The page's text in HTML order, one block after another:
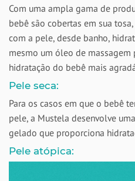
Com uma ampla gama de
bebê são cobertas em sua
com a pele, desde banho,
mesmo um óleo de
hidratação do bebê mais
Pele seca:
Para os casos em que o bebê
pele, a Mustela desenvolve
gelado que proporciona
Pele atópica: